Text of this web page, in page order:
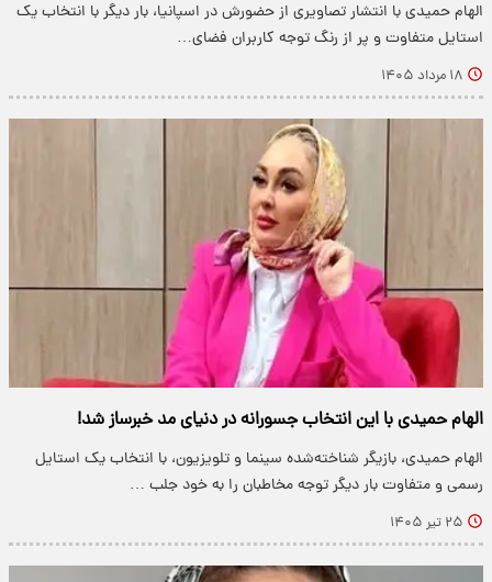
الهام حمیدی با انتشار تصاویری از حضورش در اسپانیا، بار دیگر با انتخاب یک
استایل متفاوت و پر از رنگ توجه کاربران فضای…
۱۸ مرداد ۱۴۰۵
الهام حمیدی با این انتخاب جسورانه در دنیای مد خبرساز شد!
الهام حمیدی، بازیگر شناخته‌شده سینما و تلویزیون، با انتخاب یک استایل
رسمی و متفاوت بار دیگر توجه مخاطبان را به خود جلب …
۲۵ تیر ۱۴۰۵